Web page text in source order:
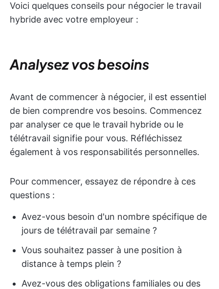
Voici quelques conseils pour négocier le travail
hybride avec votre employeur :
Analysez vos besoins
Avant de commencer à négocier, il est essentiel
de bien comprendre vos besoins. Commencez
par analyser ce que le travail hybride ou le
télétravail signifie pour vous. Réfléchissez
également à vos responsabilités personnelles.
Pour commencer, essayez de répondre à ces
questions :
Avez-vous besoin d'un nombre spécifique de
jours de télétravail par semaine ?
Vous souhaitez passer à une position à
distance à temps plein ?
Avez-vous des obligations familiales ou des